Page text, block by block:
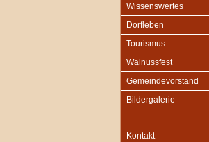
Wissenswertes
Dorfleben
Tourismus
Walnussfest
Gemeindevorstand
Bildergalerie
Kontakt